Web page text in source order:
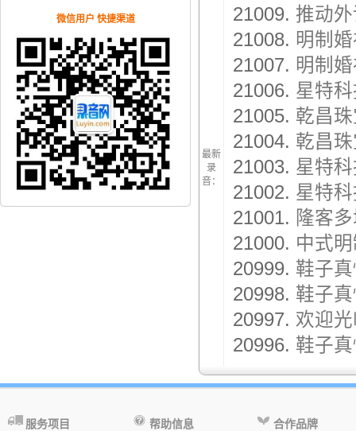
微信用户 快捷渠道
最新
录
音：
21009. 推动
21008. 明制
21007. 明制
21006. 星特
21005. 乾昌
21004. 乾昌
21003. 星特
21002. 星特
21001. 隆客
21000. 中式
20999. 鞋子
20998. 鞋子
20997. 欢迎
20996. 鞋子
服务项目 帮助信息 合作品牌